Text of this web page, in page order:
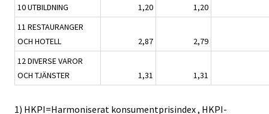
10 UTBILDNING
1,20
1,20
11 RESTAURANGER
OCH HOTELL
2,87
2,79
12 DIVERSE VAROR
OCH TJÄNSTER
1,31 1,31
1) HKPI=Harmoniserat konsumentprisindex , HKPI-